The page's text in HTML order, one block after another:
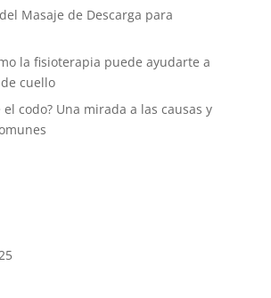
Masaje de Descarga para
la fisioterapia puede ayudarte a
cuello
codo? Una mirada a las causas y